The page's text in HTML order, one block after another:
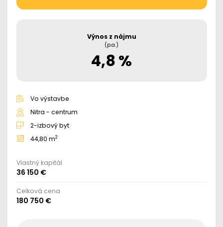
Výnos z nájmu
(p.a.)
4,8 %
Vo výstavbe
Nitra - centrum
2-izbový byt
44,80 m2
Vlastný kapitál
36 150 €
Celková cena
180 750 €